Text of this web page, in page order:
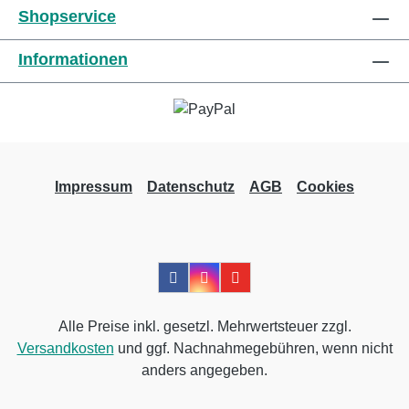
Informationen des Herstellers Kaufen Sie jetzt
Urgolast Universal online bei uns und
profitieren Sie von unserem schnellen
Versand und unserem hervorragenden
Shopservice
Informationen
Impressum Datenschutz AGB Cookies
Alle Preise inkl. gesetzl. Mehrwertsteuer zzgl.
Versandkosten und ggf. Nachnahmegebühren, wenn nicht
anders angegeben.